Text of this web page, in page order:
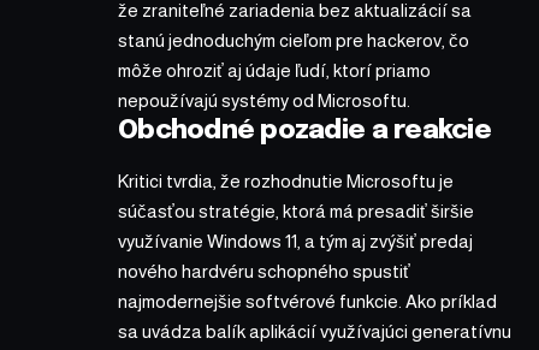
že zraniteľné zariadenia bez aktualizácií sa
stanú jednoduchým cieľom pre hackerov, čo
môže ohroziť aj údaje ľudí, ktorí priamo
nepoužívajú systémy od Microsoftu.
Obchodné pozadie a reakcie
Kritici tvrdia, že rozhodnutie Microsoftu je
súčasťou stratégie, ktorá má presadiť širšie
využívanie Windows 11, a tým aj zvýšiť predaj
nového hardvéru schopného spustiť
najmodernejšie softvérové funkcie. Ako príklad
sa uvádza balík aplikácií využívajúci generatívnu